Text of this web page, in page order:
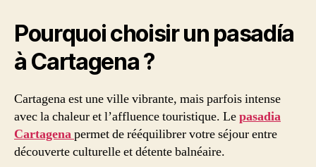
Pourquoi choisir un pasadía
à Cartagena ?
Cartagena est une ville vibrante, mais parfois intense
avec la chaleur et l’affluence touristique. Lepasadia
Cartagenapermet de rééquilibrer votre séjour entre
découverte culturelle et détente balnéaire.